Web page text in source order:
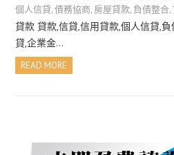
個人信貸,債務協商, 房屋貸款, 負債整合,
貸款 貸款,信貸,信用貸款,個人信貸,
貸,企業金…
READ MORE